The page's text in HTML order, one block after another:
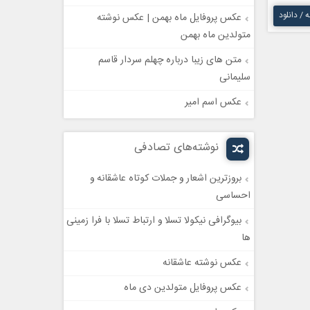
/ دانلود
عکس پروفایل ماه بهمن | عکس نوشته
متولدین ماه بهمن
متن های زیبا درباره چهلم سردار قاسم
سلیمانی
عکس اسم امیر
نوشته‌های تصادفی
بروزترین اشعار و جملات کوتاه عاشقانه و
احساسی
بیوگرافی نیکولا تسلا و ارتباط تسلا با فرا زمینی
ها
عکس نوشته عاشقانه
عکس پروفایل متولدین دی ماه